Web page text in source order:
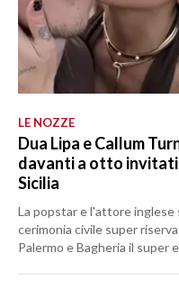
LE NOZZE
Dua Lipa e Callum
davanti a otto
Sicilia
La popstar e l'attore inglese
cerimonia civile super
Palermo e Bagheria il super